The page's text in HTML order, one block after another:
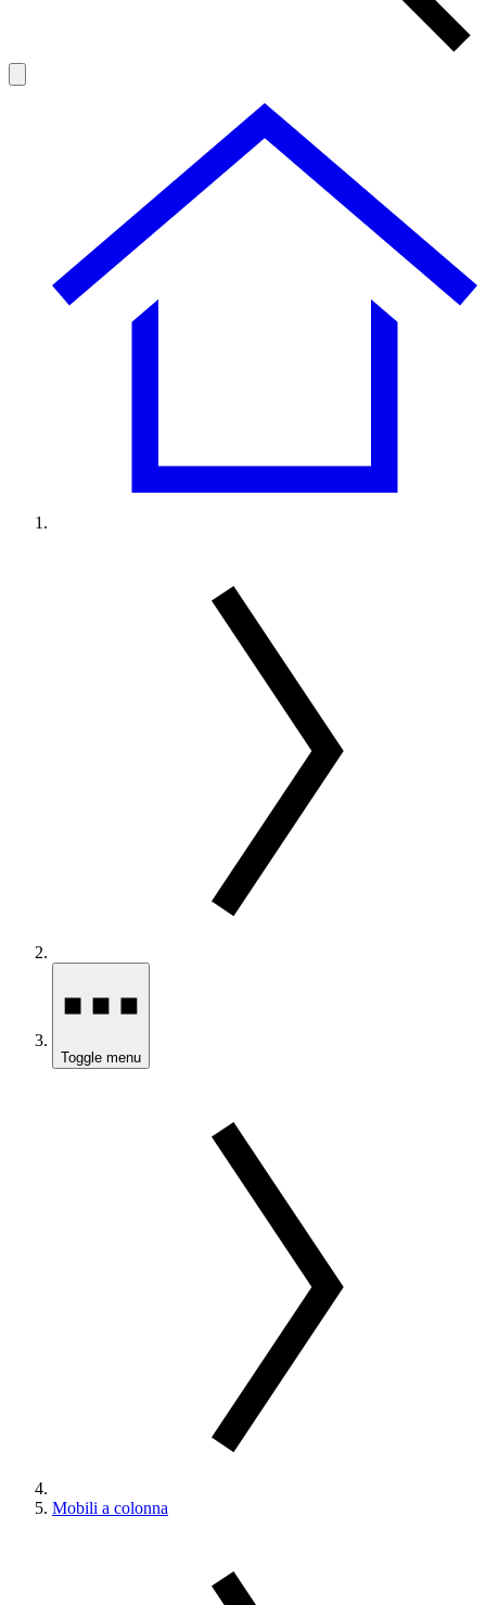
Toggle menu
Mobili a colonna